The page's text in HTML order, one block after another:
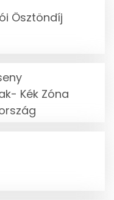
Ösztöndíj
Kék Zóna